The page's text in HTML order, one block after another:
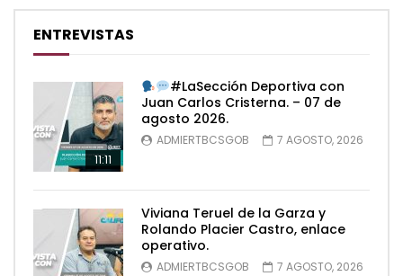
ENTREVISTAS
11:11
#LaSección Deportiva con
Juan Carlos Cristerna. – 07 de
agosto 2026.
ADMIERTBCSGOB 7 AGOSTO, 2026
Viviana Teruel de la Garza y
Rolando Placier Castro, enlace
operativo.
ADMIERTBCSGOB 7 AGOSTO, 2026